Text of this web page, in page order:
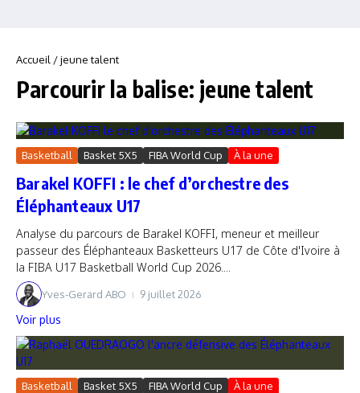
Accueil /jeune talent
Parcourir la balise: jeune talent
Basketball Basket 5X5 FIBA World Cup À la une
Barakel KOFFI : le chef d’orchestre des
Éléphanteaux U17
Analyse du parcours de Barakel KOFFI, meneur et meilleur
passeur des Éléphanteaux Basketteurs U17 de Côte d'Ivoire à
la FIBA U17 Basketball World Cup 2026....
Yves-Gerard ABO 9 juillet 2026
Voir plus
Basketball Basket 5X5 FIBA World Cup À la une